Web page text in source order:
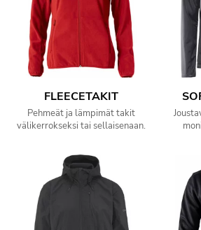
FLEECETAKIT
Pehmeät ja lämpimät takit
välikerrokseksi tai sellaisenaan.